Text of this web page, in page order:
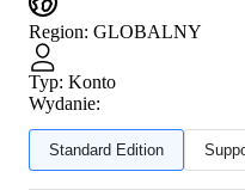
Region: GLOBALNY
Typ: Konto
Wydanie:
Standard Edition